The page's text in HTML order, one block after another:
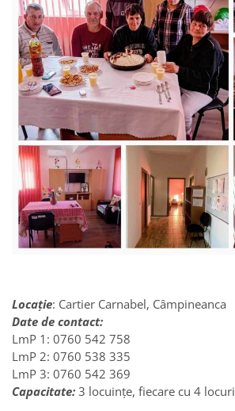
Locație: Cartier Carnabel, Câmpineanca
Date de contact:
LmP 1: 0760 542 758
LmP 2: 0760 538 335
LmP 3: 0760 542 369
Capacitate: 3 locuințe, fiecare cu 4 locuri